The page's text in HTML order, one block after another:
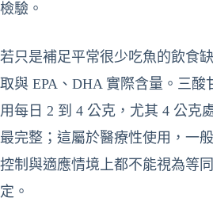
檢驗。
若只是補足平常很少吃魚的飲食
取與 EPA、DHA 實際含量。三酸
用每日 2 到 4 公克，尤其 4 公克
最完整；這屬於醫療性使用，一
控制與適應情境上都不能視為等
定。